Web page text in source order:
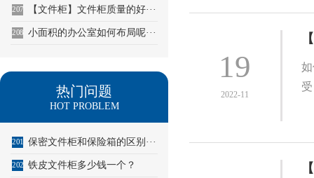
207 【文件柜】文件柜质量的好···
208 小面积的办公室如何布局呢···
热门问题
HOT PROBLEM
201 保密文件柜和保险箱的区别···
202 铁皮文件柜多少钱一个？
19
2022-11